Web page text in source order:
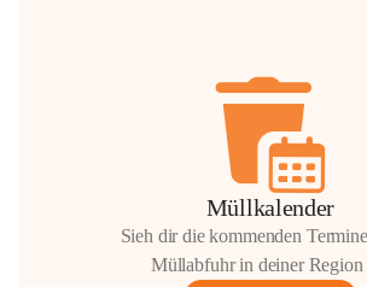
Müllkalender
Sieh dir die kommenden
Müllabfuhr in deiner Region